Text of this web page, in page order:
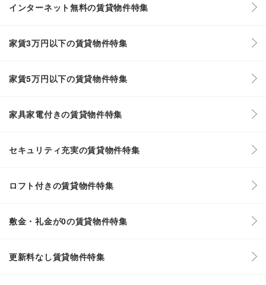
インターネット無料の賃貸物件特集
家賃3万円以下の賃貸物件特集
家賃5万円以下の賃貸物件特集
家具家電付きの賃貸物件特集
セキュリティ充実の賃貸物件特集
ロフト付きの賃貸物件特集
敷金・礼金が0の賃貸物件特集
更新料なし賃貸物件特集